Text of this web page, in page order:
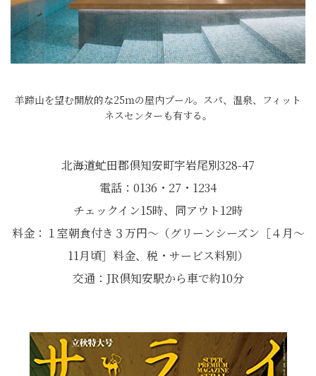
羊蹄山を望む開放的な25ｍの屋内プール。スパ、温泉、フィット
ネスセンターも有する。
北海道虻田郡倶知安町字岩尾別328-47
電話：0136・27・1234
チェックイン15時、同アウト12時
料金：１室朝食付き３万円～（グリーンシーズン［４月～
11月頃］料金、税・サービス料別）
交通：JR倶知安駅から車で約10分